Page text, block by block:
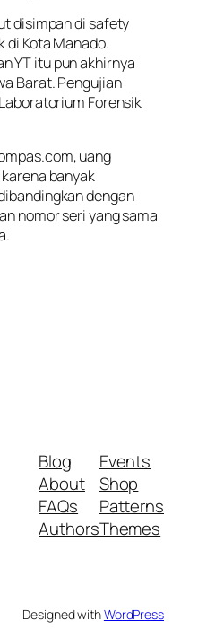
disimpan di safety
di Kota Manado.
YT itu pun akhirnya
Barat. Pengujian
Forensik
, uang
banyak
dengan
nomor seri yang sama
Blog
About
FAQs
Authors
Events
Shop
Patterns
Themes
Designed withWordPress